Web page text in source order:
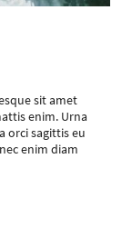
sit amet
enim. Urna
orci sagittis eu
enim diam